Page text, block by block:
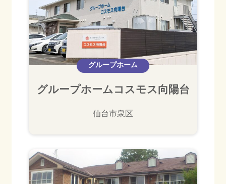
グループホーム
グループホームコスモス向陽台
仙台市泉区